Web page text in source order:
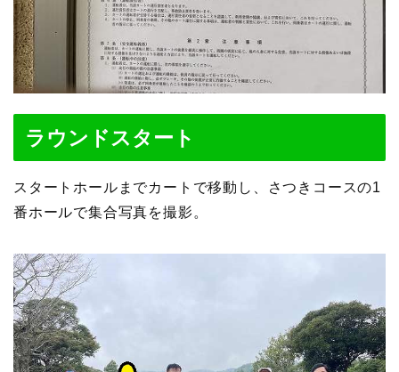
ラウンドスタート
スタートホールまでカートで移動し、さつきコースの1
番ホールで集合写真を撮影。